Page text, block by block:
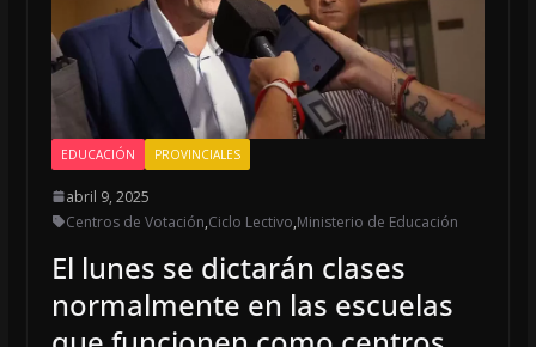
EDUCACIÓN PROVINCIALES
abril 9, 2025
Centros de Votación,Ciclo Lectivo,Ministerio de Educación
El lunes se dictarán clases
normalmente en las escuelas